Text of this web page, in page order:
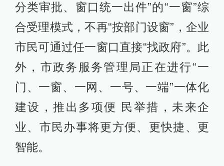
分类审批、窗口统一出件”的“一窗”综
合受理模式，不再“按部门设窗”，企业
市民可通过任一窗口直接“找政府”。此
外，市政务服务管理局正在进行“一
门、一窗、一网、一号、一端”一体化
建设，推出多项便 民举措，未来企
业、市民办事将更方便、更快捷、更
智能。